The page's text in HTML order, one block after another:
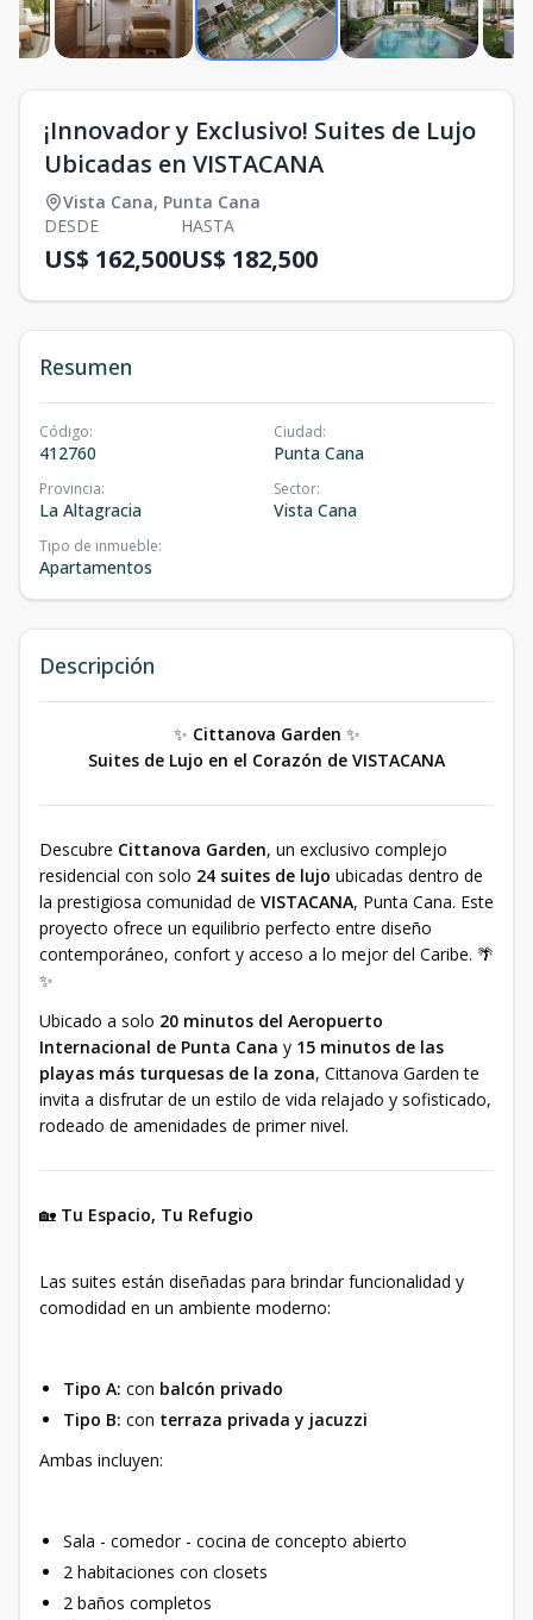
¡Innovador y Exclusivo! Suites de Lujo
Ubicadas en VISTACANA
Vista Cana, Punta Cana
DESDE
US$ 162,500
HASTA
US$ 182,500
Resumen
Código:
412760
Ciudad:
Punta Cana
Provincia:
La Altagracia
Sector:
Vista Cana
Tipo de inmueble:
Apartamentos
Descripción
✨ Cittanova Garden ✨
Suites de Lujo en el Corazón de VISTACANA
Descubre Cittanova Garden, un exclusivo complejo
residencial con solo 24 suites de lujo ubicadas dentro de
la prestigiosa comunidad de VISTACANA, Punta Cana. Este
proyecto ofrece un equilibrio perfecto entre diseño
contemporáneo, confort y acceso a lo mejor del Caribe. 🌴
✨
Ubicado a solo 20 minutos del Aeropuerto
Internacional de Punta Cana y 15 minutos de las
playas más turquesas de la zona, Cittanova Garden te
invita a disfrutar de un estilo de vida relajado y sofisticado,
rodeado de amenidades de primer nivel.
🏡 Tu Espacio, Tu Refugio
Las suites están diseñadas para brindar funcionalidad y
comodidad en un ambiente moderno:
Tipo A: con balcón privado
Tipo B: con terraza privada y jacuzzi
Ambas incluyen:
Sala - comedor - cocina de concepto abierto
2 habitaciones con closets
2 baños completos